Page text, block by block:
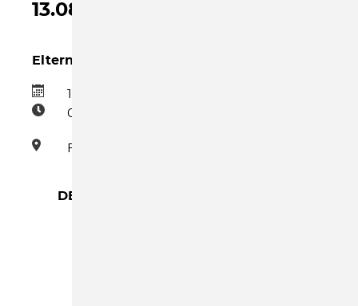
13.08.2026
Elternfrühstück
13.08.2026
09:00–11:00
Familienzentrum
DETAILS →